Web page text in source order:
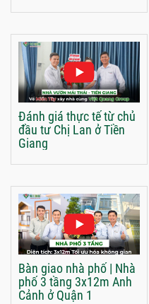
Đánh giá thực tế từ chủ
đầu tư Chị Lan ở Tiền
Giang
Bàn giao nhà phố | Nhà
phố 3 tầng 3x12m Anh
Cảnh ở Quận 1